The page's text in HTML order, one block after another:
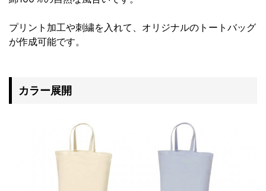
プリント加工や刺繍を入れて、オリジナルのトートバッグ
が作成可能です。
カラー展開